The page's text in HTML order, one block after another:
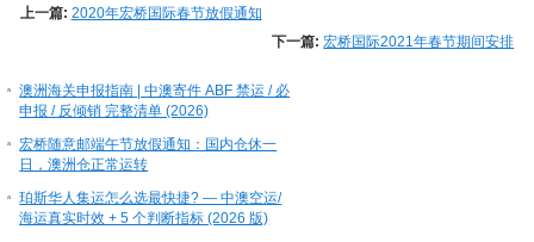
上一篇: 2020年宏桥国际春节放假通知
下一篇:宏桥国际2021年春节期间安排
澳洲海关申报指南 | 中澳寄件 ABF 禁运 / 必
申报 / 反倾销 完整清单 (2026)
宏桥随意邮端午节放假通知：国内仓休一
日，澳洲仓正常运转
珀斯华人集运怎么选最快捷? — 中澳空运/
海运真实时效 + 5 个判断指标 (2026 版)